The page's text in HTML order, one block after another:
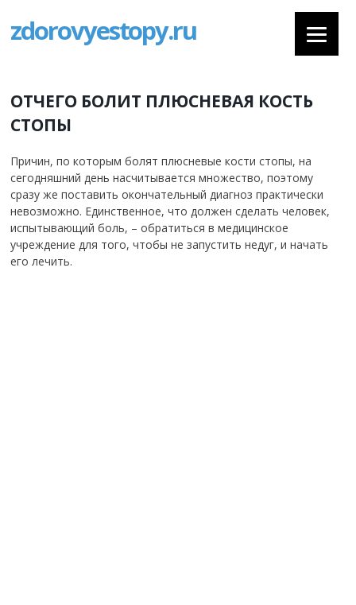
zdorovyestopy.ru
ОТЧЕГО БОЛИТ ПЛЮСНЕВАЯ КОСТЬ
СТОПЫ
Причин, по которым болят плюсневые кости стопы, на
сегодняшний день насчитывается множество, поэтому
сразу же поставить окончательный диагноз практически
невозможно. Единственное, что должен сделать человек,
испытывающий боль, – обратиться в медицинское
учреждение для того, чтобы не запустить недуг, и начать
его лечить.